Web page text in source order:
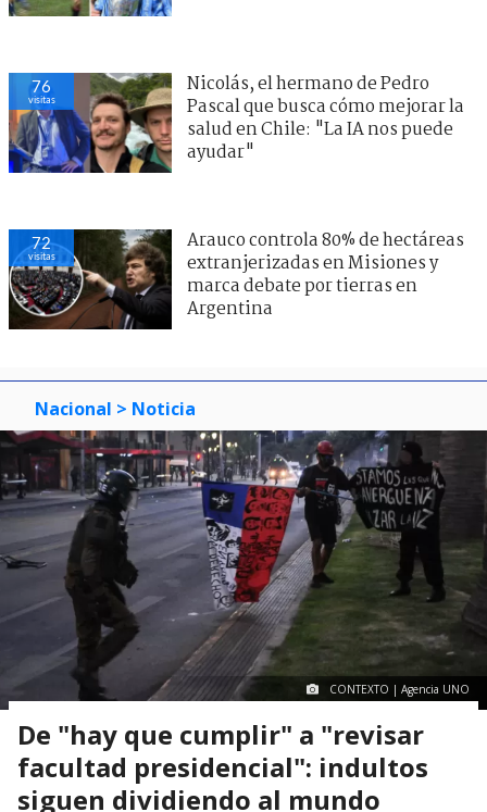
76
visitas
Nicolás, el hermano de Pedro
Pascal que busca cómo mejorar la
salud en Chile: "La IA nos puede
ayudar"
72
visitas
Arauco controla 80% de hectáreas
extranjerizadas en Misiones y
marca debate por tierras en
Argentina
Nacional > Noticia
CONTEXTO | Agencia UNO
De "hay que cumplir" a "revisar
facultad presidencial": indultos
siguen dividiendo al mundo